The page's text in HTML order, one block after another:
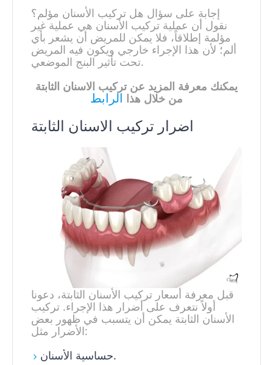
إجابة على سؤال هل تركيب الأسنان مؤلم؟
نقول أن عملية تركيب الأسنان هي عملية غير
مؤلمة إطلاقاً، فلا يمكن للمريض أن يشعر بأي
ألم؛ لأن هذا الإجراء خارجي ويكون فيه المريض
تحت تأثير البنج الموضعي.
يمكنك معرفة المزيد عن تركيب الاسنان الثابتة
من خلال هذا الرابط
قبل معرفة أسعار تركيب الأسنان الثابتة، دعونا
أولاً نتعرف على أضرار هذا الإجراء. تركيب
الأسنان الثابتة يمكن أن يتسبب في ظهور بعض
الأضرار مثل:
حساسية الأسنان.